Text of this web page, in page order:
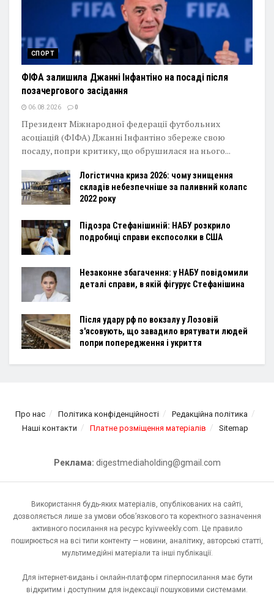
СПОРТ
ФІФА залишила Джанні Інфантіно на посаді після
позачергового засідання
06.08.2026 0
Президент Міжнародної федерації футбольних
асоціацій (ФІФА) Джанні Інфантіно збереже свою
посаду, попри критику, що обрушилася на нього...
Логістична криза 2026: чому знищення
складів небезпечніше за паливний колапс
2022 року
Підозра Стефанішиній: НАБУ розкрило
подробиці справи експосолки в США
Незаконне збагачення: у НАБУ повідомили
деталі справи, в якій фігурує Стефанішина
Після удару рф по вокзалу у Лозовій
з'ясовують, що завадило врятувати людей
попри попередження і укриття
Про нас Політика конфіденційності
Редакційна політика
Наші контакти
Платне розміщення матеріалів Sitemap
Реклама: digestmediaholding@gmail.com
Використання будь-яких матеріалів, опублікованих на сайті,
дозволяється лише за умови обов’язкового та коректного зазначення
активного посилання на ресурс kyivweekly.com. Це правило
поширюється на всі типи контенту — новини, аналітику, авторські статті,
мультимедійні матеріали та інші публікації.
Для інтернет-видань і онлайн-платформ гіперпосилання має бути
відкритим і доступним для індексації пошуковими системами.